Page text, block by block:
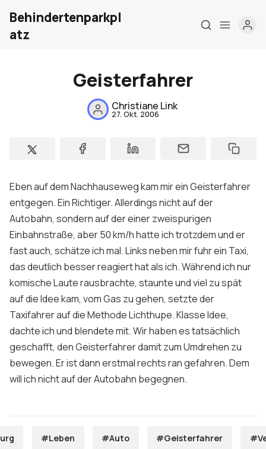
Home
Meine Firma
Kontakt
Sign up
Behindertenparkpl
atz
Geisterfahrer
Christiane Link
27. Okt. 2006
Eben auf dem Nachhauseweg kam mir ein Geisterfahrer
entgegen. Ein Richtiger. Allerdings nicht auf der
Autobahn, sondern auf der einer zweispurigen
Einbahnstraße, aber 50 km/h hatte ich trotzdem und er
fast auch, schätze ich mal. Links neben mir fuhr ein Taxi,
das deutlich besser reagiert hat als ich. Während ich nur
komische Laute rausbrachte, staunte und viel zu spät
auf die Idee kam, vom Gas zu gehen, setzte der
Taxifahrer auf die Methode Lichthupe. Klasse Idee,
dachte ich und blendete mit. Wir haben es tatsächlich
geschafft, den Geisterfahrer damit zum Umdrehen zu
bewegen. Er ist dann erstmal rechts ran gefahren. Dem
will ich nicht auf der Autobahn begegnen.
#Leben #Auto #Geisterfahrer